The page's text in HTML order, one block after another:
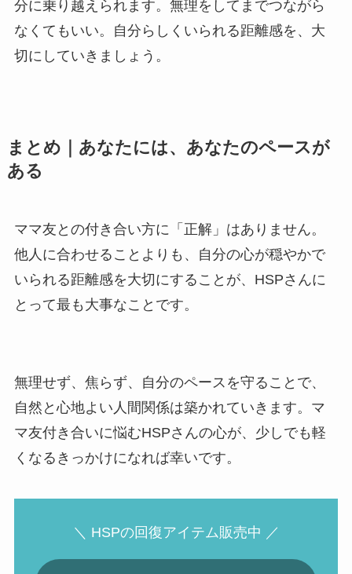
分に乗り越えられます。無理をしてまでつながら
なくてもいい。自分らしくいられる距離感を、大
切にしていきましょう。
まとめ｜あなたには、あなたのペースが
ある
ママ友との付き合い方に「正解」はありません。
他人に合わせることよりも、自分の心が穏やかで
いられる距離感を大切にすることが、HSPさんに
とって最も大事なことです。
無理せず、焦らず、自分のペースを守ることで、
自然と心地よい人間関係は築かれていきます。マ
マ友付き合いに悩むHSPさんの心が、少しでも軽
くなるきっかけになれば幸いです。
＼ HSPの回復アイテム販売中 ／